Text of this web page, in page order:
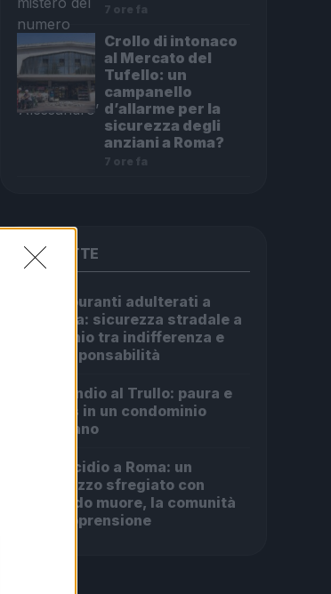
7 ore fa
Crollo di intonaco
al Mercato del
Tufello: un
campanello
d’allarme per la
sicurezza degli
anziani a Roma?
7 ore fa
PIÙ LETTE
Carburanti adulterati a
Roma: sicurezza stradale a
rischio tra indifferenza e
irresponsabilità
Incendio al Trullo: paura e
caos in un condominio
romano
Omicidio a Roma: un
ragazzo sfregiato con
l’acido muore, la comunità
in apprensione